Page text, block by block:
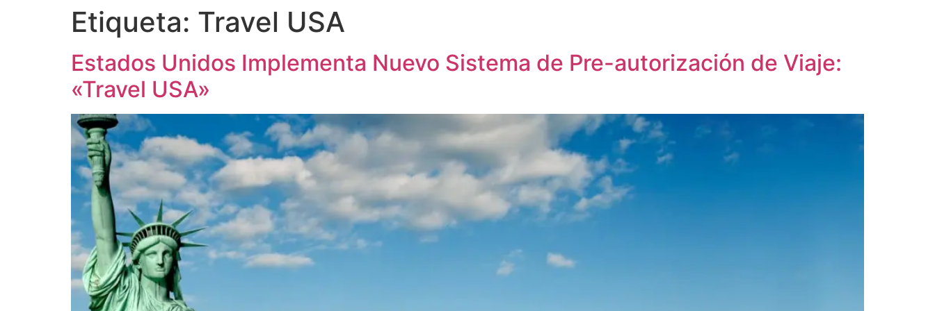
Etiqueta: Travel USA
Estados Unidos Implementa Nuevo Sistema de Pre-autorización de Viaje:
«Travel USA»